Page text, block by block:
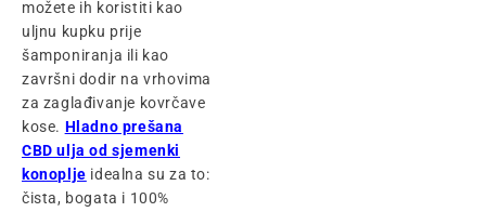
možete ih koristiti kao
uljnu kupku prije
šamponiranja ili kao
završni dodir na vrhovima
za zaglađivanje kovrčave
kose. Hladno prešana
CBD ulja od sjemenki
konoplje idealna su za to:
čista, bogata i 100%